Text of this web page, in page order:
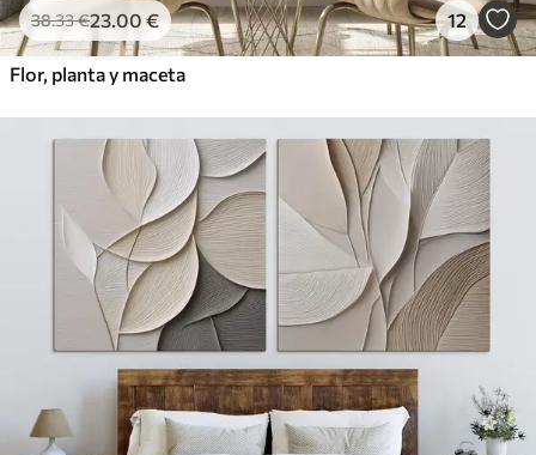
38.33€23.00 € 12
Flor, planta y maceta